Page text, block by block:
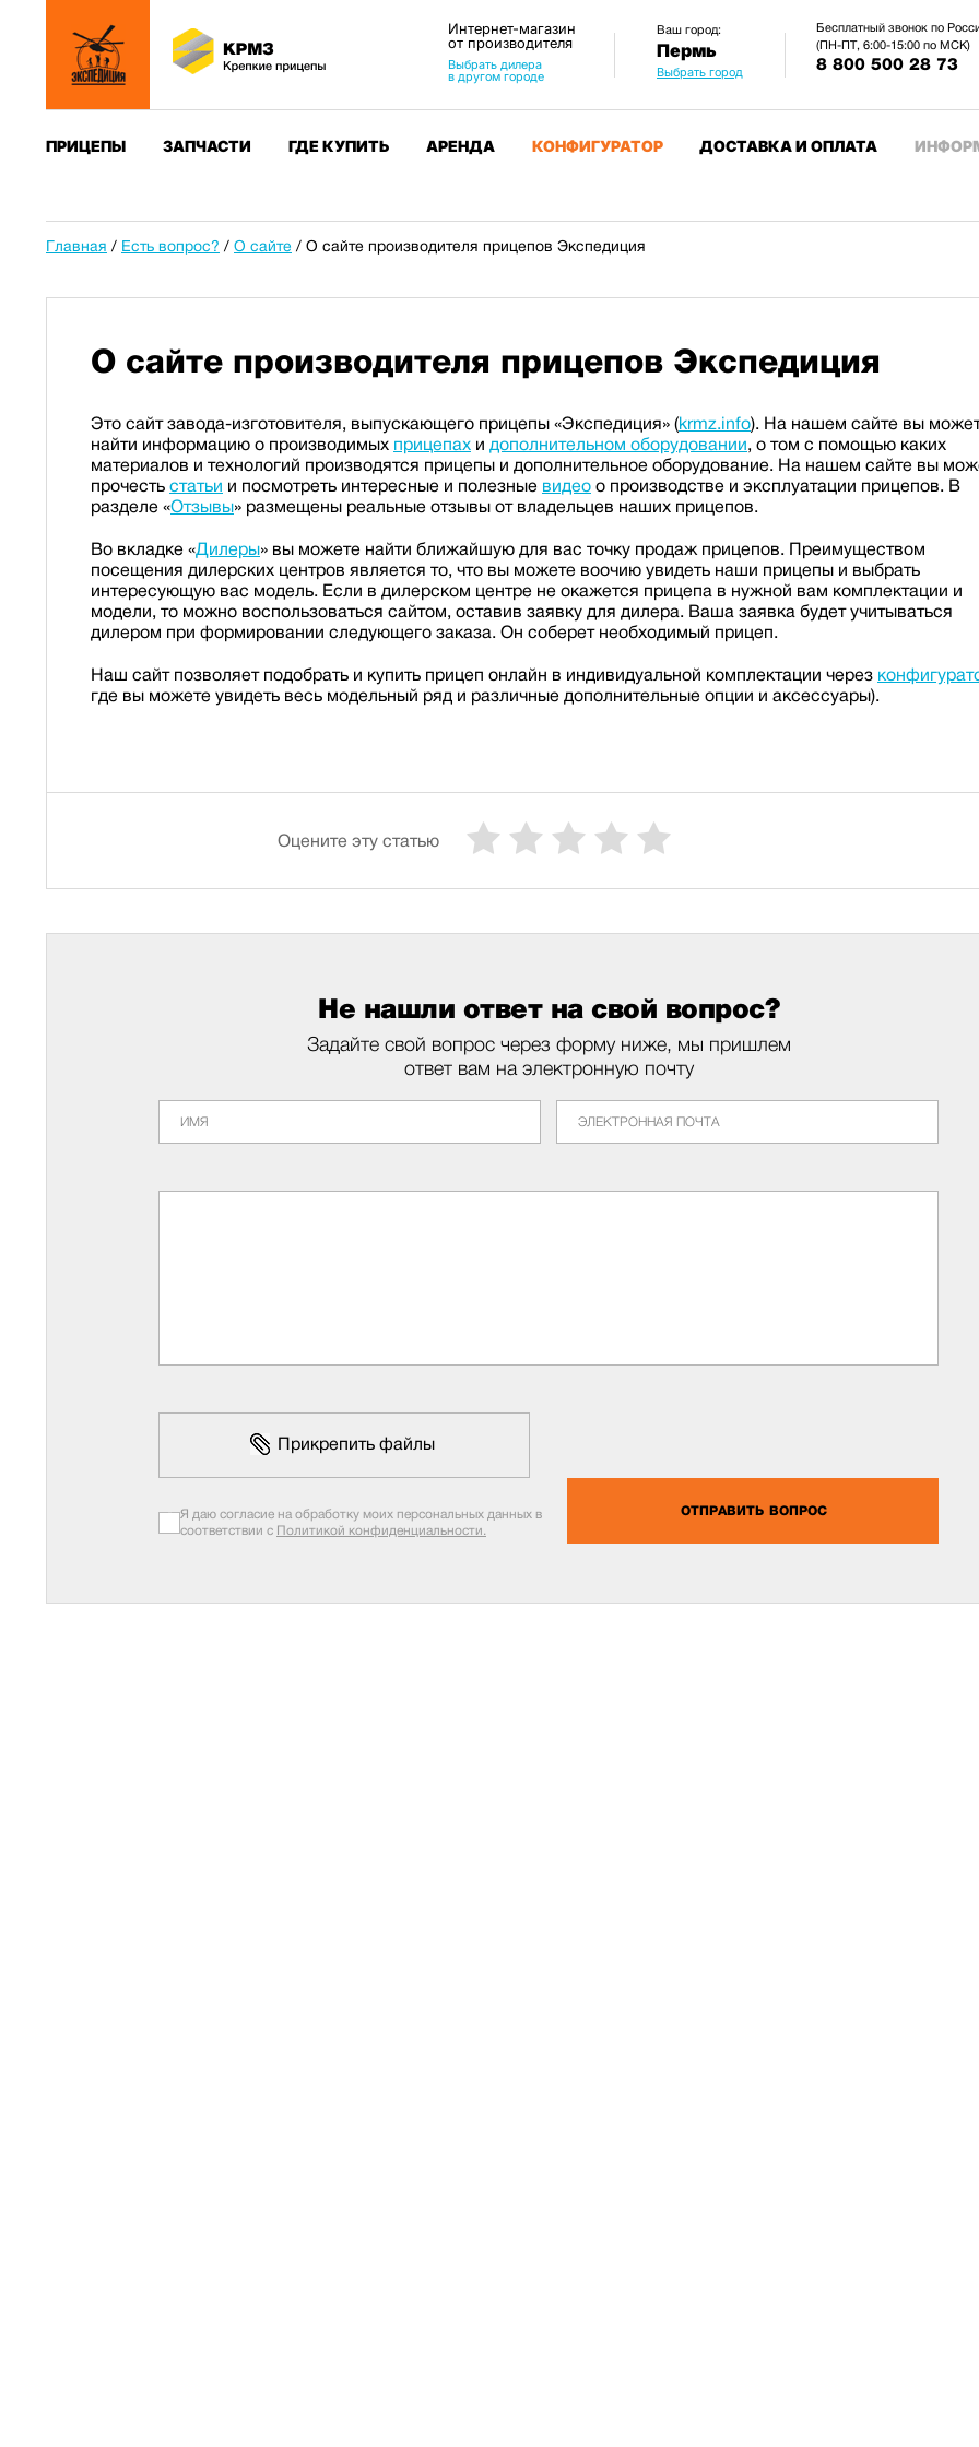
Интернет-магазин
от производителя
Выбрать дилера
в другом городе
Ваш город:
Пермь
Выбрать город
Бесплатный звонок по
(ПН-ПТ, 6:00-15:00 по МСК)
8 800 500 28 73
ПРИЦЕПЫ ЗАПЧАСТИ ГДЕ КУПИТЬ АРЕНДА КОНФИГУРАТОР ДОСТАВКА И ОПЛАТА
Главная / Есть вопрос? / О сайте / О сайте производителя прицепов Экспедиция
О сайте производителя прицепов Экспедиция
Это сайт завода-изготовителя, выпускающего прицепы «Экспедиция» (krmz.info). На нашем сайте вы
найти информацию о производимых прицепах и дополнительном оборудовании, о том с помощью каких
материалов и технологий производятся прицепы и дополнительное оборудование. На нашем сайте вы
прочесть статьи и посмотреть интересные и полезные видео о производстве и эксплуатации прицепов. В
разделе «Отзывы» размещены реальные отзывы от владельцев наших прицепов.
Во вкладке «Дилеры» вы можете найти ближайшую для вас точку продаж прицепов. Преимуществом
посещения дилерских центров является то, что вы можете воочию увидеть наши прицепы и выбрать
интересующую вас модель. Если в дилерском центре не окажется прицепа в нужной вам комплектации и
модели, то можно воспользоваться сайтом, оставив заявку для дилера. Ваша заявка будет учитываться
дилером при формировании следующего заказа. Он соберет необходимый прицеп.
Наш сайт позволяет подобрать и купить прицеп онлайн в индивидуальной комплектации через
где вы можете увидеть весь модельный ряд и различные дополнительные опции и аксессуары).
Оцените эту статью
Не нашли ответ на свой вопрос?
Задайте свой вопрос через форму ниже, мы пришлем
ответ вам на электронную почту
Прикрепить файлы
ОТПРАВИТЬ ВОПРОС
Я даю согласие на обработку моих персональных данных в
соответствии с Политикой конфиденциальности.